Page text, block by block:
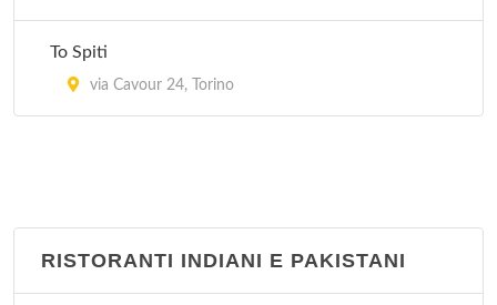
To Spiti
via Cavour 24, Torino
RISTORANTI INDIANI E PAKISTANI